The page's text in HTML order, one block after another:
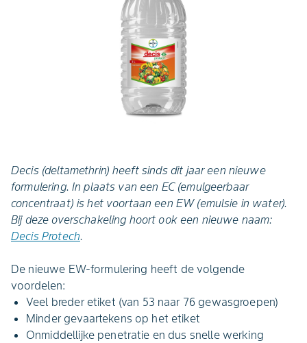
Decis (deltamethrin) heeft sinds dit jaar een nieuwe
formulering. In plaats van een EC (emulgeerbaar
concentraat) is het voortaan een EW (emulsie in water).
Bij deze overschakeling hoort ook een nieuwe naam:
Decis Protech.
De nieuwe EW-formulering heeft de volgende
voordelen:
Veel breder etiket (van 53 naar 76 gewasgroepen)
Minder gevaartekens op het etiket
Onmiddellijke penetratie en dus snelle werking